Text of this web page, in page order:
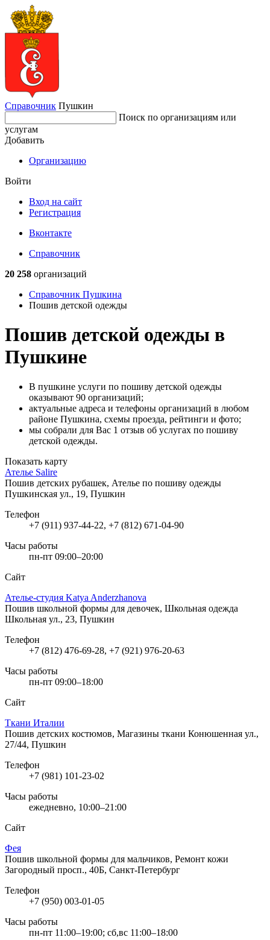
Справочник Пушкин
Поиск по организациям или
услугам
Добавить
Организацию
Войти
Вход на сайт
Регистрация
Вконтакте
Справочник
20 258 организаций
Справочник Пушкина
Пошив детской одежды
Пошив детской одежды в
Пушкине
В пушкине услуги по пошиву детской одежды
оказывают 90 организаций;
актуальные адреса и телефоны организаций в любом
районе Пушкина, схемы проезда, рейтинги и фото;
мы собрали для Вас 1 отзыв об услугах по пошиву
детской одежды.
Показать карту
Ателье Salire
Пошив детских рубашек, Ателье по пошиву одежды
Пушкинская ул., 19, Пушкин
Телефон
+7 (911) 937-44-22, +7 (812) 671-04-90
Часы работы
пн-пт 09:00–20:00
Сайт
Ателье-студия Katya Anderzhanova
Пошив школьной формы для девочек, Школьная одежда
Школьная ул., 23, Пушкин
Телефон
+7 (812) 476-69-28, +7 (921) 976-20-63
Часы работы
пн-пт 09:00–18:00
Сайт
Ткани Италии
Пошив детских костюмов, Магазины ткани Конюшенная ул.,
27/44, Пушкин
Телефон
+7 (981) 101-23-02
Часы работы
ежедневно, 10:00–21:00
Сайт
Фея
Пошив школьной формы для мальчиков, Ремонт кожи
Загородный просп., 40Б, Санкт-Петербург
Телефон
+7 (950) 003-01-05
Часы работы
пн-пт 11:00–19:00; сб,вс 11:00–18:00